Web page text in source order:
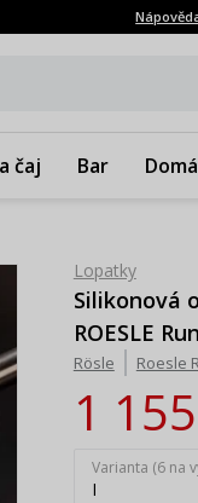
čaj Bar
Lopatky
Silikonová
ROESLE
Rösle Roesle
1
Varianta (6 na
I